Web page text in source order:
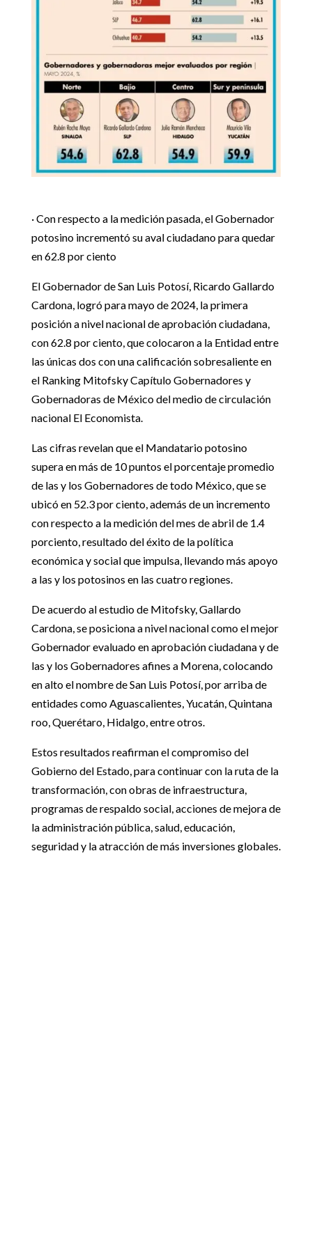
· Con respecto a la medición pasada, el Gobernador
potosino incrementó su aval ciudadano para quedar
en 62.8 por ciento
El Gobernador de San Luis Potosí, Ricardo Gallardo
Cardona, logró para mayo de 2024, la primera
posición a nivel nacional de aprobación ciudadana,
con 62.8 por ciento, que colocaron a la Entidad entre
las únicas dos con una calificación sobresaliente en
el Ranking Mitofsky Capítulo Gobernadores y
Gobernadoras de México del medio de circulación
nacional El Economista.
Las cifras revelan que el Mandatario potosino
supera en más de 10 puntos el porcentaje promedio
de las y los Gobernadores de todo México, que se
ubicó en 52.3 por ciento, además de un incremento
con respecto a la medición del mes de abril de 1.4
porciento, resultado del éxito de la política
económica y social que impulsa, llevando más apoyo
a las y los potosinos en las cuatro regiones.
De acuerdo al estudio de Mitofsky, Gallardo
Cardona, se posiciona a nivel nacional como el mejor
Gobernador evaluado en aprobación ciudadana y de
las y los Gobernadores afines a Morena, colocando
en alto el nombre de San Luis Potosí, por arriba de
entidades como Aguascalientes, Yucatán, Quintana
roo, Querétaro, Hidalgo, entre otros.
Estos resultados reafirman el compromiso del
Gobierno del Estado, para continuar con la ruta de la
transformación, con obras de infraestructura,
programas de respaldo social, acciones de mejora de
la administración pública, salud, educación,
seguridad y la atracción de más inversiones globales.